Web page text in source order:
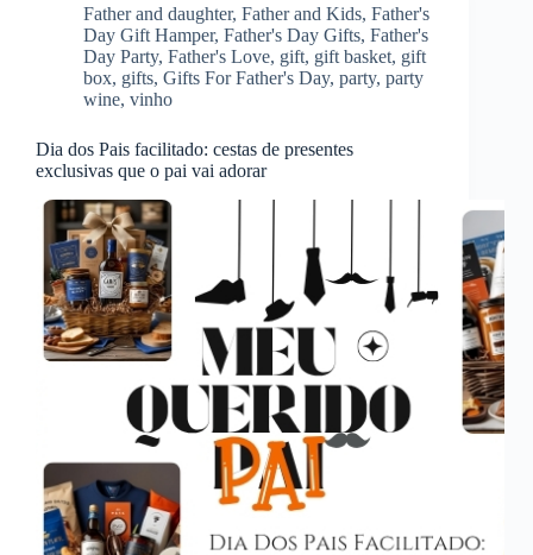
Father and daughter, Father and Kids, Father's
Day Gift Hamper, Father's Day Gifts, Father's
Day Party, Father's Love, gift, gift basket, gift
box, gifts, Gifts For Father's Day, party, party
wine, vinho
Dia dos Pais facilitado: cestas de presentes
exclusivas que o pai vai adorar